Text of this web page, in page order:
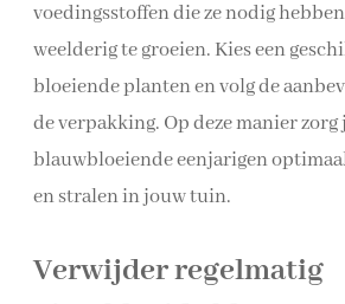
voedingsstoffen die ze nodig
weelderig te groeien. Kies een
bloeiende planten en volg de
de verpakking. Op deze manier
blauwbloeiende eenjarigen
en stralen in jouw tuin.
Verwijder regelmatig